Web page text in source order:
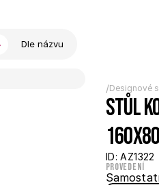
Dle názvu
/Designové
Stůl
ID: AZ1322
Provedení